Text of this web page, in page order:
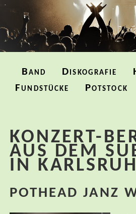
überspringen
Band Diskografie
Fundstücke
Potstock
KONZERT-
AUS DEM
IN
POTHEAD JANZ